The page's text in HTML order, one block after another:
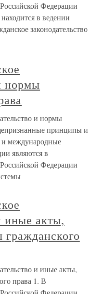
Федерации
в ведении
законодательство
нормы
и нормы
принципы и
международные
являются в
Федерации
иные акты,
и иные акты,
права 1. В